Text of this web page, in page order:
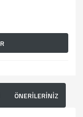
ÖNERİLERİNİZ